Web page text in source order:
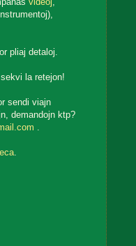
pliaj detaloj.
la retejon!
sendi viajn
demandojn ktp?
.
.